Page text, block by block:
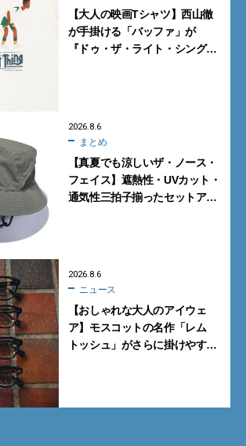
【大人の映画Tシャツ】西山徹
が手掛ける「バッファ」が
『ドゥ・ザ・ライト・シング』
2026.8.6
まとめ
【真夏でも涼しいザ・ノース・
フェイス】遮熱性・UVカット・
通気性三拍子揃ったセットアッ
2026.8.6
ニュース
【おしゃれな大人のアイウェ
ア】モスコットの名作「レム
トッシュ」がさらに掛けやす